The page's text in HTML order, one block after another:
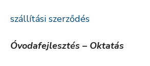
szállítási szerződés
Óvodafejlesztés – Oktatás